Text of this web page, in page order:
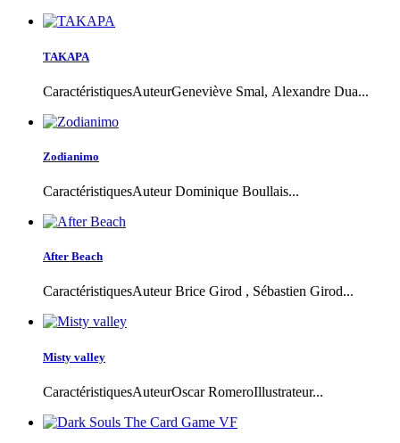
TAKAPA
CaractéristiquesAuteurGeneviève Smal, Alexandre Dua...
Zodianimo
CaractéristiquesAuteur Dominique Boullais...
After Beach
CaractéristiquesAuteur Brice Girod , Sébastien Girod...
Misty valley
CaractéristiquesAuteurOscar RomeroIllustrateur...